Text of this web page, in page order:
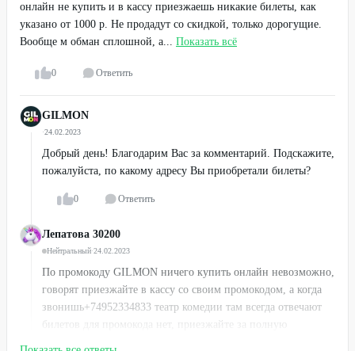
онлайн не купить и в кассу приезжаешь никакие билеты, как
указано от 1000 р. Не продадут со скидкой, только дорогущие.
Вообще м обман сплошной, а... Показать всё
0 Ответить
GILMON
·24.02.2023
Добрый день! Благодарим Вас за комментарий. Подскажите,
пожалуйста, по какому адресу Вы приобретали билеты?
0 Ответить
Лепатова 30200
Нейтральный·24.02.2023
По промокоду GILMON ничего купить онлайн невозможно,
говорят приезжайте в кассу со своим промокодом, а когда
звонишь+74952334833 театр комедии там всегда отвечают
билетов для промокода нет, приезжайте за полную